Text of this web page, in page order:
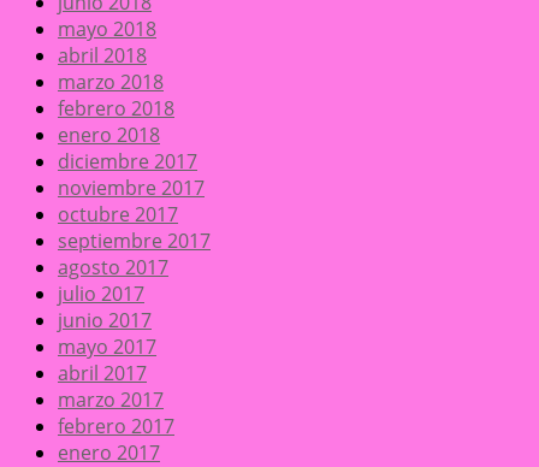
mayo 2018
abril 2018
marzo 2018
febrero 2018
enero 2018
diciembre 2017
noviembre 2017
octubre 2017
septiembre 2017
agosto 2017
julio 2017
junio 2017
mayo 2017
abril 2017
marzo 2017
febrero 2017
enero 2017